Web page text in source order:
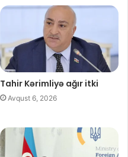
Tahir Kərimliyə ağır itki
Avqust 6, 2026